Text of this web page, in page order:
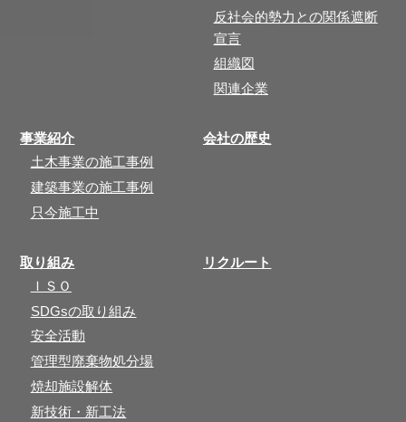
反社会的勢力との関係遮断
宣言
組織図
関連企業
事業紹介
土木事業の施工事例
建築事業の施工事例
只今施工中
会社の歴史
取り組み
ＩＳＯ
SDGsの取り組み
安全活動
管理型廃棄物処分場
焼却施設解体
新技術・新工法
リクルート